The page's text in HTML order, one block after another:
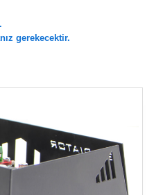
gerekecektir.